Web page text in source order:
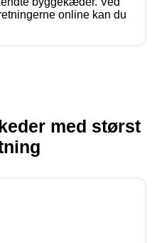
online kan du
med størst